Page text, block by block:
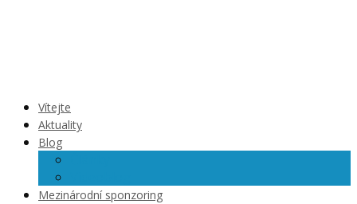
Vítejte
Aktuality
Blog
Mezinárodní sponzoring